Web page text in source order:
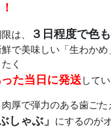
は、 ３日程度で色
で美味しい「生わかめ
く
た当日に発送してい
厚で弾力のある歯ごた
しゃぶ」 にするのが